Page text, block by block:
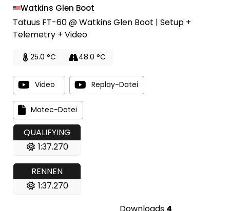
Watkins Glen Boot
Tatuus FT-60 @ Watkins Glen Boot | Setup +
Telemetry + Video
25.0 °C 48.0 °C
Video Replay-Datei
Motec-Datei
QUALIFYING
1:37.270
RENNEN
1:37.270
Downloads 4